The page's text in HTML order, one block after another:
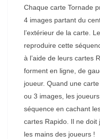
Chaque carte Tornade
4 images partant du
l’extérieur de la carte.
reproduire cette
à l’aide de leurs cartes
forment en ligne, de
joueur. Quand une
ou 3 images, les
séquence en cachant
cartes Rapido. Il ne
les mains des joueurs !